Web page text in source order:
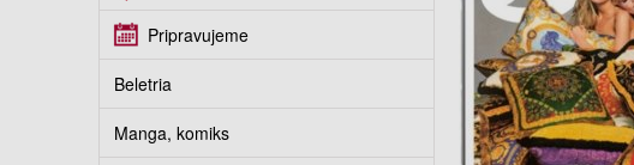
Pripravujeme
Beletria
Manga, komiks